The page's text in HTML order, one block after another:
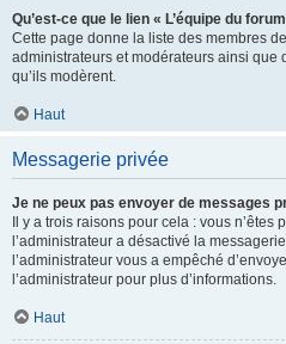
Qu’est-ce que le lien « L’équipe du
Cette page donne la liste des membres
administrateurs et modérateurs ainsi que
qu’ils modèrent.
Haut
Messagerie privée
Je ne peux pas envoyer de messages
Il y a trois raisons pour cela : vous
l’administrateur a désactivé la
l’administrateur vous a empêché
l’administrateur pour plus d’informations.
Haut